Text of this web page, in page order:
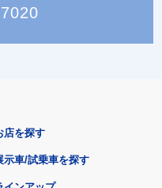
店を探す
示車/試乗車を探す